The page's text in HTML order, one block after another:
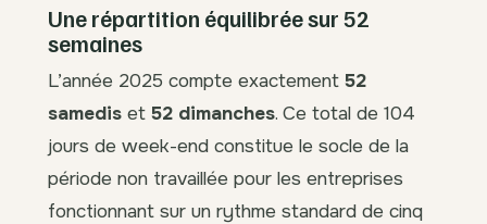
Une répartition équilibrée sur 52
semaines
L’année 2025 compte exactement 52
samedis et 52 dimanches. Ce total de 104
jours de week-end constitue le socle de la
période non travaillée pour les entreprises
fonctionnant sur un rythme standard de cinq